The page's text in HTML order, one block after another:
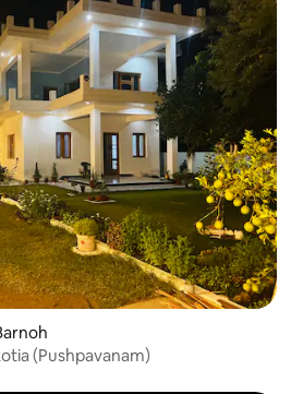
(Pushpavanam)